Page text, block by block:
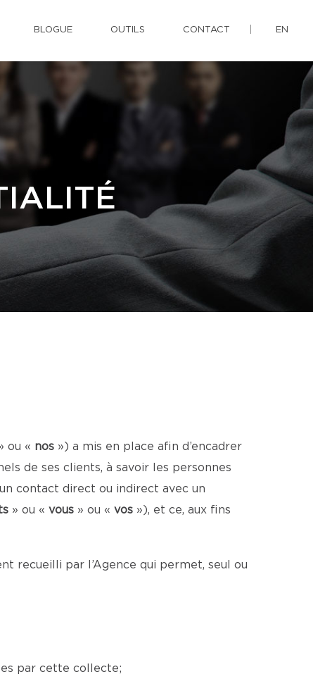
BLOGUE OUTILS CONTACT EN
ou « nos ») a mis en place afin d’encadrer
de ses clients, à savoir les personnes
contact direct ou indirect avec un
» ou « vous » ou « vos »), et ce, aux fins
recueilli par l’Agence qui permet, seul ou
par cette collecte;